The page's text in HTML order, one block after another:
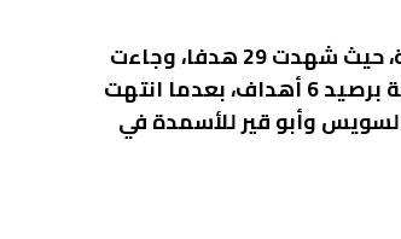
غزارة تهديفية، حيث شهدت 29 هدفا، وجاءت
مباراة بترول أسيوط والترسانة في المركز الأول من حيث الغزارة التهديفية برصيد 6 أهداف، بعدما انتهت
السويس وأبو قير للأسمدة في